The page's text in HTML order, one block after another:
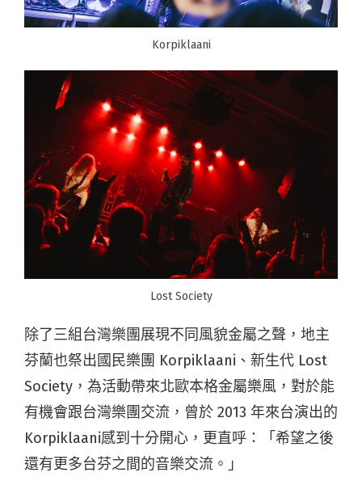
Korpiklaani
Lost Society
除了三組台灣樂團展現不同風貌金屬之聲，地主
芬蘭也祭出國民樂團 Korpiklaani、新生代 Lost
Society，為活動帶來北歐本格金屬樂風，對於能
有機會跟台灣樂團交流，曾於 2013 年來台演出的
Korpiklaani感到十分開心，更直呼：「希望之後
還有更多台芬之間的音樂交流。」